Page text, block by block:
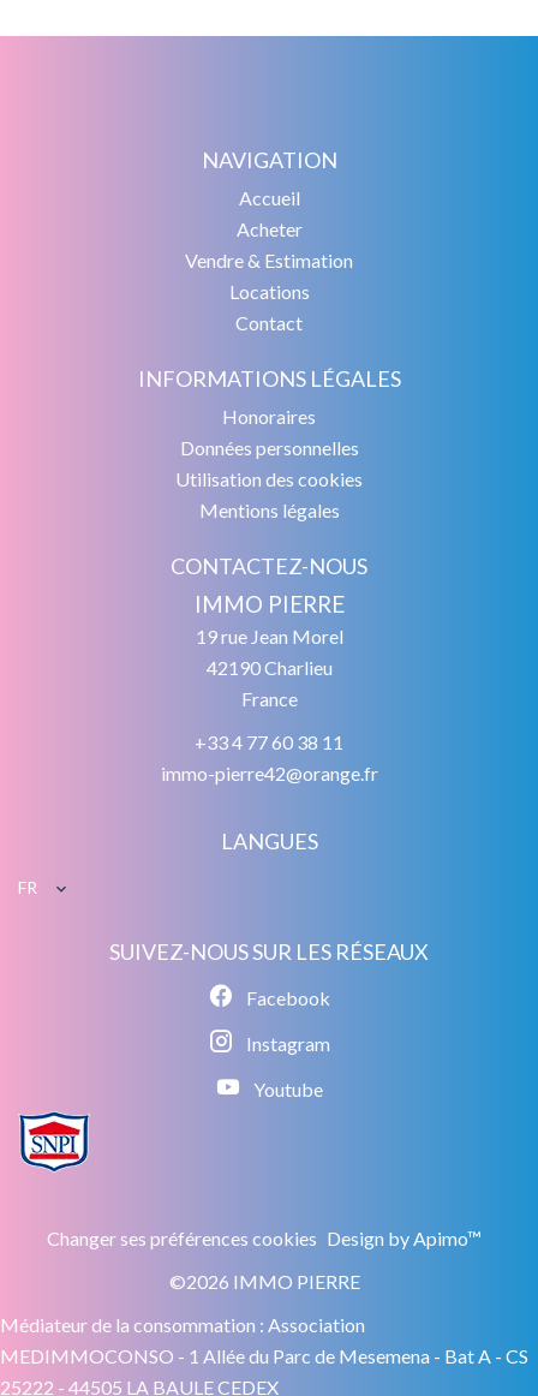
NAVIGATION
Accueil
Acheter
Vendre & Estimation
Locations
Contact
INFORMATIONS LÉGALES
Honoraires
Données personnelles
Utilisation des cookies
Mentions légales
CONTACTEZ-NOUS
IMMO PIERRE
19 rue Jean Morel
42190Charlieu
France
+33 4 77 60 38 11
immo-pierre42@orange.fr
LANGUES
FR
SUIVEZ-NOUS SUR LES RÉSEAUX
Facebook
Instagram
Youtube
Changer ses préférences cookies Design byApimo™
©2026 IMMO PIERRE
Médiateur de la consommation : Association
MEDIMMOCONSO - 1 Allée du Parc de Mesemena - Bat A - CS
25222 - 44505 LA BAULE CEDEX